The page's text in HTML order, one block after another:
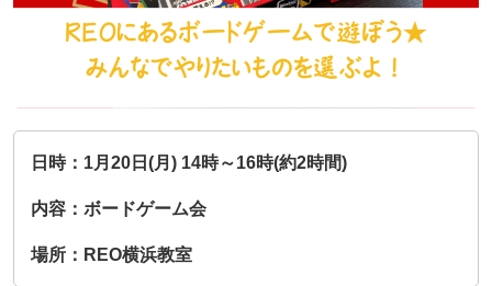
セミナー
相談会
活動報告
AIあべ不登校相談室
日時：1月20日(月) 14時～16時(約2時間)
内容：ボードゲーム会
場所：REO横浜教室
不登校に関わる「条件」を出さないで！親子であっ
ても会話のTPOを忘れないこと
もっと見る
【千葉県版】不登校からの高校受験ガイド｜令和8
年度入試で確認したい配慮制度
不登校支援の基盤「教育機会確保法」ってどんな法